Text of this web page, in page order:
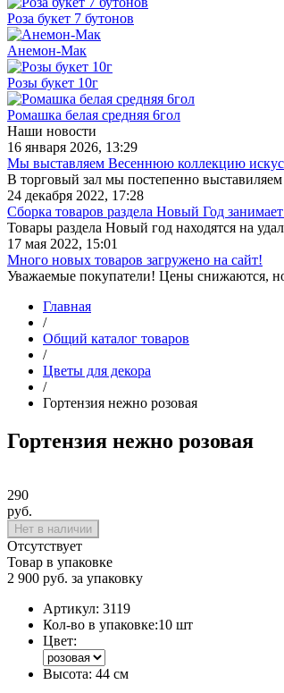
Роза букет 7 бутонов
Анемон-Мак
Розы букет 10г
Ромашка белая средняя 6гол
Наши новости
16 января 2026, 13:29
Мы выставляем Весеннюю коллекцию
В торговый зал мы постепенно
24 декабря 2022, 17:28
Сборка товаров раздела Новый Год
Товары раздела Новый год находятся на
17 мая 2022, 15:01
Много новых товаров загружено на сайт!
Уважаемые покупатели! Цены снижаются,
Главная
/
Общий каталог товаров
/
Цветы для декора
/
Гортензия нежно розовая
Гортензия нежно розовая
290
руб.
Нет в наличии
Отсутствует
Товар в упаковке
2 900 руб. за упаковку
Артикул: 3119
Кол-во в упаковке:10 шт
Цвет:
Высота: 44 см